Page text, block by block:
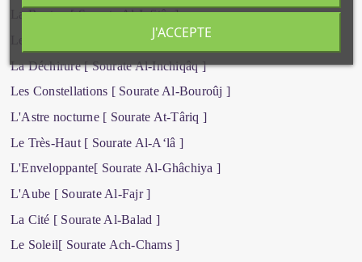
La Rupture[ Sourate Al-Infitâr ]
Les Fraudeurs [ Soûrate Al-Mutaffifîne ]
La Déchirure [ Sourate Al-Inchiqâq ]
Les Constellations [ Sourate Al-Bouroûj ]
L'Astre nocturne [ Sourate At-Târiq ]
Le Très-Haut [ Sourate Al-A‘lâ ]
L'Enveloppante[ Sourate Al-Ghâchiya ]
L'Aube [ Sourate Al-Fajr ]
La Cité [ Sourate Al-Balad ]
Le Soleil[ Sourate Ach-Chams ]
J'ACCEPTE